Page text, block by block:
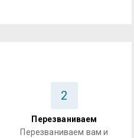
2
Перезваниваем
Перезваниваем вам и